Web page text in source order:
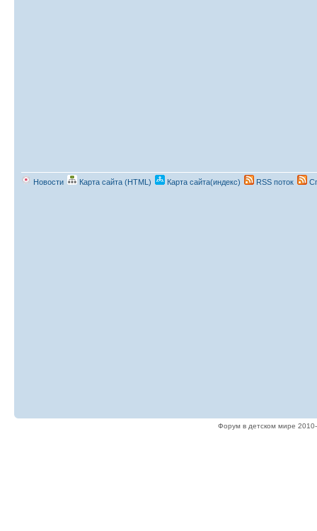
Новости Карта сайта (HTML) Карта сайта(индекс) RSS поток
Форум в детском мире